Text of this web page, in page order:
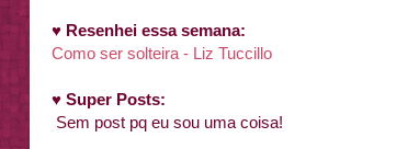
♥ Resenhei essa semana:
Como ser solteira - Liz Tuccillo
♥ Super Posts:
Sem post pq eu sou uma coisa!